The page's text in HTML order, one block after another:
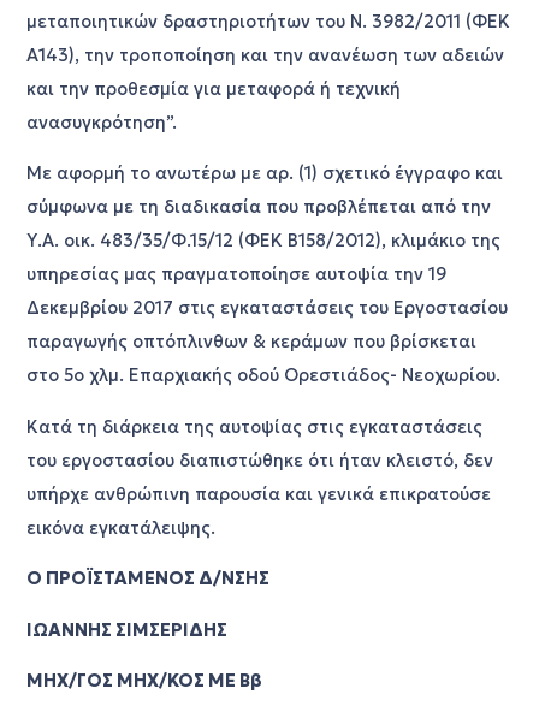
μεταποιητικών δραστηριοτήτων του Ν. 3982/2011 (ΦΕΚ
Α143), την τροποποίηση και την ανανέωση των αδειών
και την προθεσμία για μεταφορά ή τεχνική
ανασυγκρότηση”.
Με αφορμή το ανωτέρω με αρ. (1) σχετικό έγγραφο και
σύμφωνα με τη διαδικασία που προβλέπεται από την
Υ.Α. οικ. 483/35/Φ.15/12 (ΦΕΚ Β158/2012), κλιμάκιο της
υπηρεσίας μας πραγματοποίησε αυτοψία την 19
Δεκεμβρίου 2017 στις εγκαταστάσεις του Εργοστασίου
παραγωγής οπτόπλινθων & κεράμων που βρίσκεται
στο 5ο χλμ. Επαρχιακής οδού Ορεστιάδος- Νεοχωρίου.
Κατά τη διάρκεια της αυτοψίας στις εγκαταστάσεις
του εργοστασίου διαπιστώθηκε ότι ήταν κλειστό, δεν
υπήρχε ανθρώπινη παρουσία και γενικά επικρατούσε
εικόνα εγκατάλειψης.
Ο ΠΡΟΪΣΤΑΜΕΝΟΣ Δ/ΝΣΗΣ
ΙΩΑΝΝΗΣ ΣΙΜΣΕΡΙΔΗΣ
ΜΗΧ/ΓΟΣ ΜΗΧ/ΚΟΣ ΜΕ Ββ